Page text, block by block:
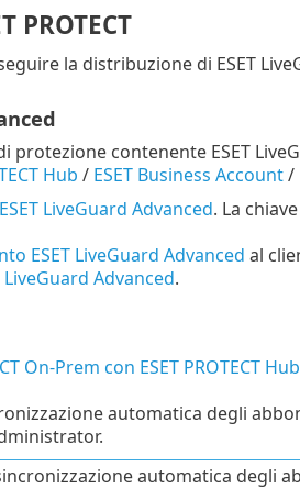
PROTECT
la distribuzione di ESET
protezione contenente ESET
Hub / ESET Business Account/
LiveGuard Advanced. La
ESET LiveGuard Advanced al
Advanced.
On-Prem con ESET PROTECT
automatica degli
automatica degli